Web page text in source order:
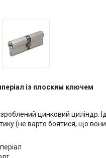
із плоским ключем
цинковий циліндр.
(не варто боятися, що